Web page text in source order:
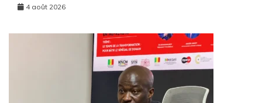
4 août 2026